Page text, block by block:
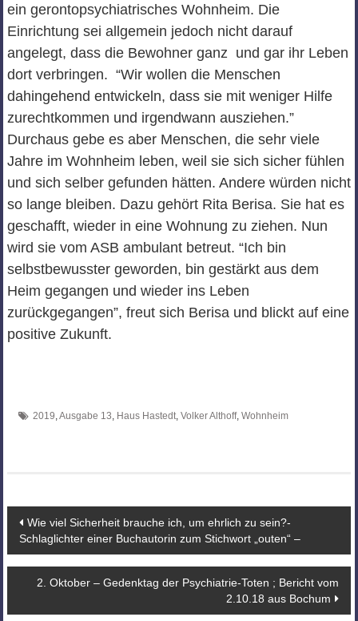
ein gerontopsychiatrisches Wohnheim. Die
Einrichtung sei allgemein jedoch nicht darauf
angelegt, dass die Bewohner ganz und gar ihr Leben
dort verbringen. “Wir wollen die Menschen
dahingehend entwickeln, dass sie mit weniger Hilfe
zurechtkommen und irgendwann ausziehen.”
Durchaus gebe es aber Menschen, die sehr viele
Jahre im Wohnheim leben, weil sie sich sicher fühlen
und sich selber gefunden hätten. Andere würden nicht
so lange bleiben. Dazu gehört Rita Berisa. Sie hat es
geschafft, wieder in eine Wohnung zu ziehen. Nun
wird sie vom ASB ambulant betreut. “Ich bin
selbstbewusster geworden, bin gestärkt aus dem
Heim gegangen und wieder ins Leben
zurückgegangen”, freut sich Berisa und blickt auf eine
positive Zukunft.
2019 Ausgabe 13 Haus Hastedt, Volker Althoff, Wohnheim
Beitragsnavigation
Wie viel Sicherheit brauche ich, um ehrlich zu sein?-
Schlaglichter einer Buchautorin zum Stichwort „outen“ –
2. Oktober – Gedenktag der Psychiatrie-Toten ; Bericht vom
2.10.18 aus Bochum